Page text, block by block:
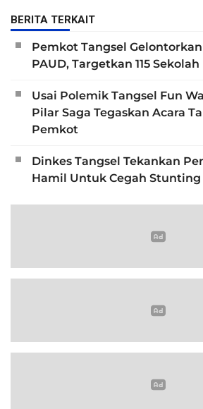
BERITA TERKAIT
Pemkot Tangsel
PAUD, Targetkan 115 Sekolah
Usai Polemik Tangsel Fun
Pilar Saga Tegaskan Acara
Pemkot
Dinkes Tangsel Tekankan
Hamil Untuk Cegah Stunting